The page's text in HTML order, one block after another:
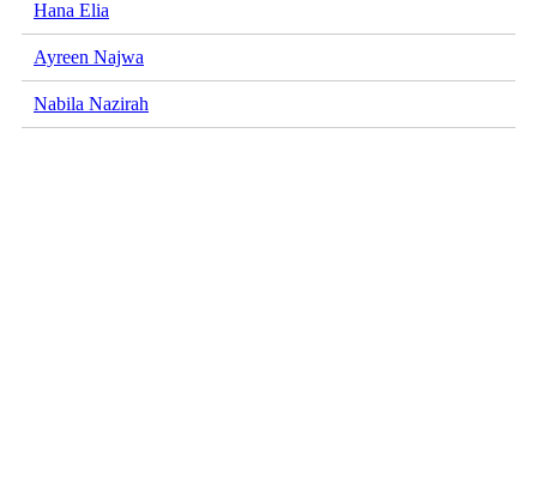
Hana Elia
Ayreen Najwa
Nabila Nazirah